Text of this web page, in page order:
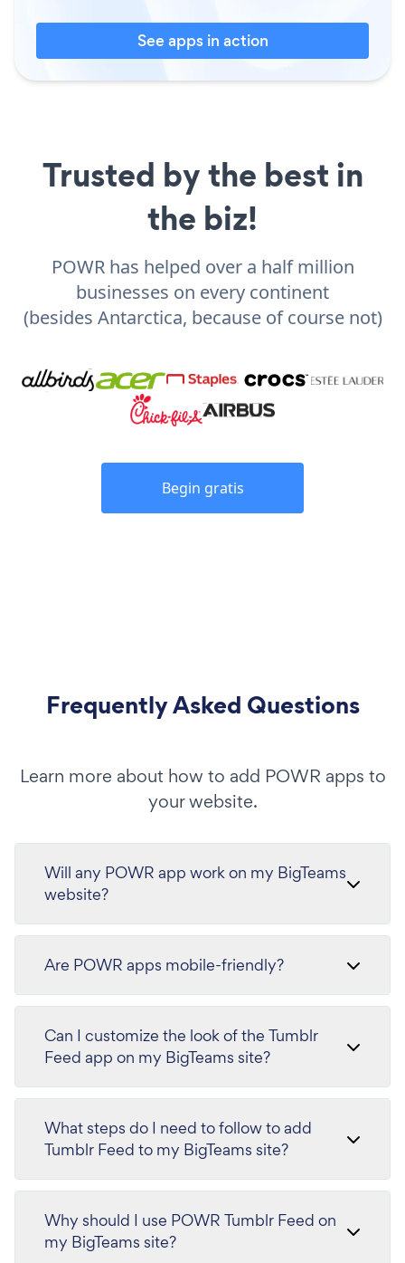
See apps in action
Trusted by the best in
the biz!
POWR has helped over a half million
businesses on every continent
(besides Antarctica, because of course not)
Begin gratis
Frequently Asked Questions
Learn more about how to add POWR apps to
your website.
Will any POWR app work on my BigTeams
website?
Are POWR apps mobile-friendly?
Can I customize the look of the Tumblr
Feed app on my BigTeams site?
What steps do I need to follow to add
Tumblr Feed to my BigTeams site?
Why should I use POWR Tumblr Feed on
my BigTeams site?